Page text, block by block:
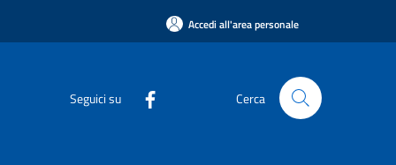
Accedi all'area personale
Seguici su Cerca